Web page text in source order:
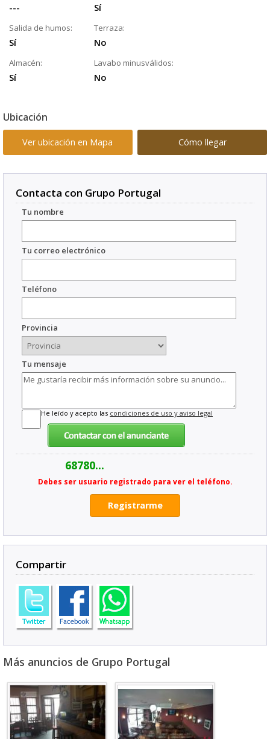
--- Sí
Salida de humos:
Sí
Terraza:
No
Almacén:
Sí
Lavabo minusválidos:
No
Ubicación
Ver ubicación en Mapa Cómo llegar
Contacta con Grupo Portugal
Tu nombre
Tu correo electrónico
Teléfono
Provincia
Tu mensaje
He leído y acepto las condiciones de uso y aviso legal
68780...
Debes ser usuario registrado para ver el teléfono.
Registrarme
Compartir
Más anuncios de Grupo Portugal